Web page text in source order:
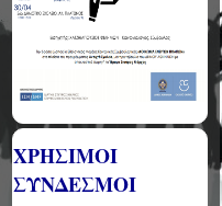
ΧΡΗΣΙΜΟΙ
ΣΥΝΔΕΣΜΟΙ